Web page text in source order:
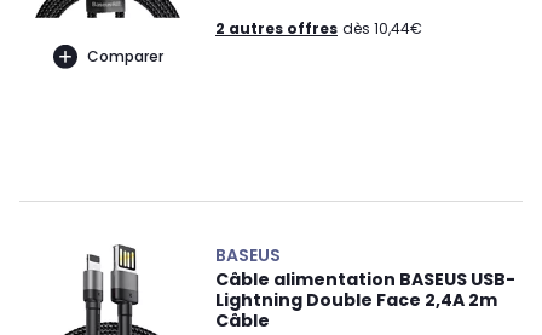
Comparer
2 autres offres dès 10,44€
BASEUS
Câble alimentation BASEUS USB-
Lightning Double Face 2,4A 2m
Câble